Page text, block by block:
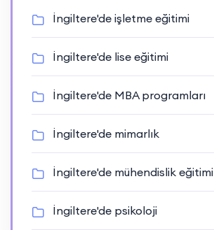
İngiltere'de işletme eğitimi
İngiltere'de lise eğitimi
İngiltere'de MBA programları
İngiltere'de mimarlık
İngiltere'de mühendislik eğitimi
İngiltere'de psikoloji